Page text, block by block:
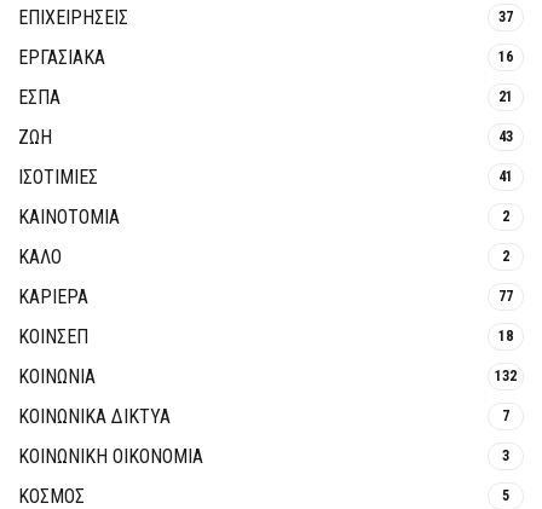
ΕΠΙΧΕΙΡΗΣΕΙΣ 37
ΕΡΓΑΣΙΑΚΑ 16
ΕΣΠΑ 21
ΖΩΗ 43
ΙΣΟΤΙΜΙΕΣ 41
ΚΑΙΝΟΤΟΜΊΑ 2
ΚΑΛΟ 2
ΚΑΡΙΕΡΑ 77
ΚΟΙΝΣΕΠ 18
ΚΟΙΝΩΝΙΑ 132
ΚΟΙΝΩΝΙΚΆ ΔΊΚΤΥΑ 7
ΚΟΙΝΩΝΙΚΉ ΟΙΚΟΝΟΜΊΑ 3
ΚΟΣΜΟΣ 5